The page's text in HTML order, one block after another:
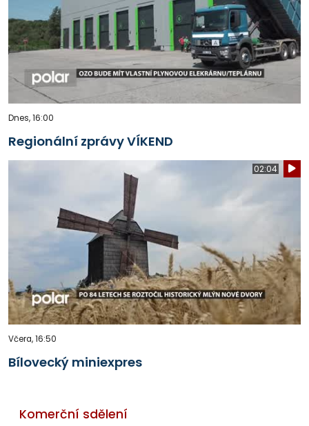
Dnes, 16:00
Regionální zprávy VÍKEND
02:04
Včera, 16:50
Bílovecký miniexpres
Komerční sdělení